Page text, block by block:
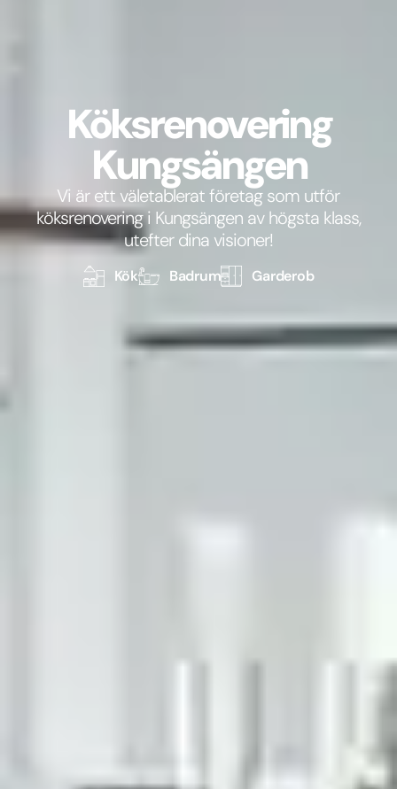
Köksrenovering
Kungsängen
Vi är ett väletablerat företag som utför
köksrenovering i Kungsängen av högsta klass,
utefter dina visioner!
Kök Badrum Garderob